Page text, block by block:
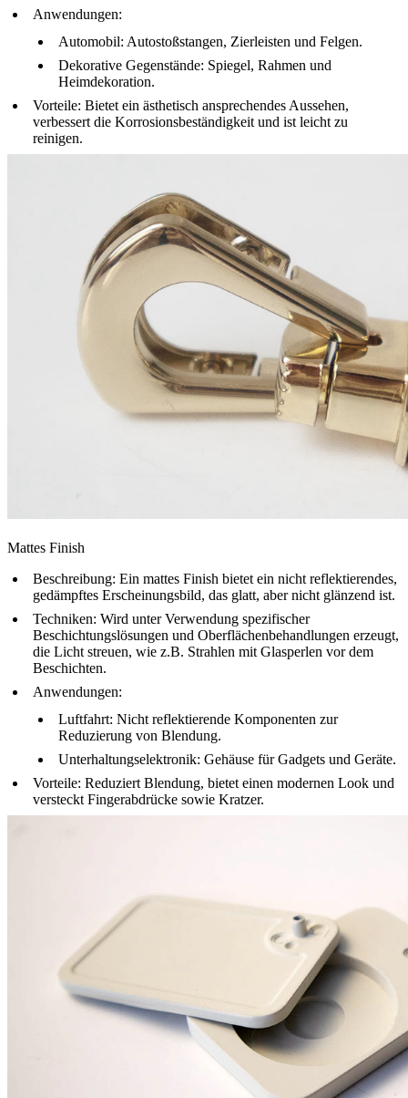
Anwendungen:
Automobil: Autostoßstangen, Zierleisten und Felgen.
Dekorative Gegenstände: Spiegel, Rahmen und
Heimdekoration.
Vorteile: Bietet ein ästhetisch ansprechendes Aussehen,
verbessert die Korrosionsbeständigkeit und ist leicht zu
reinigen.
Mattes Finish
Beschreibung: Ein mattes Finish bietet ein nicht reflektierendes,
gedämpftes Erscheinungsbild, das glatt, aber nicht glänzend ist.
Techniken: Wird unter Verwendung spezifischer
Beschichtungslösungen und Oberflächenbehandlungen erzeugt,
die Licht streuen, wie z.B. Strahlen mit Glasperlen vor dem
Beschichten.
Anwendungen:
Luftfahrt: Nicht reflektierende Komponenten zur
Reduzierung von Blendung.
Unterhaltungselektronik: Gehäuse für Gadgets und Geräte.
Vorteile: Reduziert Blendung, bietet einen modernen Look und
versteckt Fingerabdrücke sowie Kratzer.